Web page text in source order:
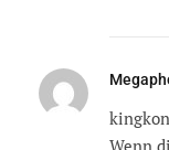
Wenn